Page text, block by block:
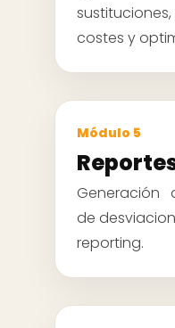
costes y
Módulo 5
Generación
de
reporting.